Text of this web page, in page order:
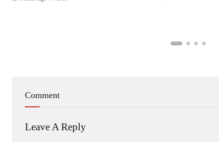
Comment
Leave A Reply